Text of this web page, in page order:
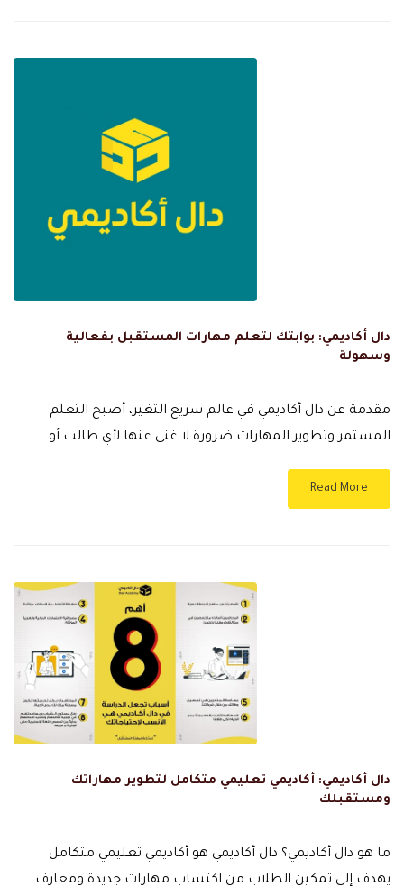
دال أكاديمي: بوابتك لتعلم مهارات المستقبل بفعالية
وسهولة
مقدمة عن دال أكاديمي في عالم سريع التغير، أصبح التعلم
المستمر وتطوير المهارات ضرورة لا غنى عنها لأي طالب أو …
Read More
دال أكاديمي: أكاديمي تعليمي متكامل لتطوير مهاراتك
ومستقبلك
ما هو دال أكاديمي؟ دال أكاديمي هو أكاديمي تعليمي متكامل
يهدف إلى تمكين الطلاب من اكتساب مهارات جديدة ومعارف